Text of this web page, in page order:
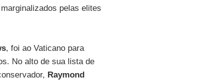
pelas elites
, foi ao Vaticano para
No alto de sua lista de
Raymond